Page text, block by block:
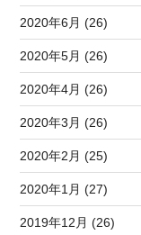
2020年6月 (26)
2020年5月 (26)
2020年4月 (26)
2020年3月 (26)
2020年2月 (25)
2020年1月 (27)
2019年12月 (26)